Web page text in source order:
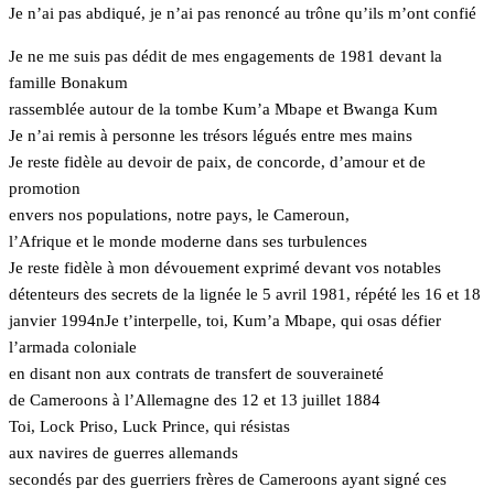
Je n’ai pas abdiqué, je n’ai pas renoncé au trône qu’ils m’ont confié
Je ne me suis pas dédit de mes engagements de 1981 devant la
famille Bonakum
rassemblée autour de la tombe Kum’a Mbape et Bwanga Kum
Je n’ai remis à personne les trésors légués entre mes mains
Je reste fidèle au devoir de paix, de concorde, d’amour et de
promotion
envers nos populations, notre pays, le Cameroun,
l’Afrique et le monde moderne dans ses turbulences
Je reste fidèle à mon dévouement exprimé devant vos notables
détenteurs des secrets de la lignée le 5 avril 1981, répété les 16 et 18
janvier 1994nJe t’interpelle, toi, Kum’a Mbape, qui osas défier
l’armada coloniale
en disant non aux contrats de transfert de souveraineté
de Cameroons à l’Allemagne des 12 et 13 juillet 1884
Toi, Lock Priso, Luck Prince, qui résistas
aux navires de guerres allemands
secondés par des guerriers frères de Cameroons ayant signé ces